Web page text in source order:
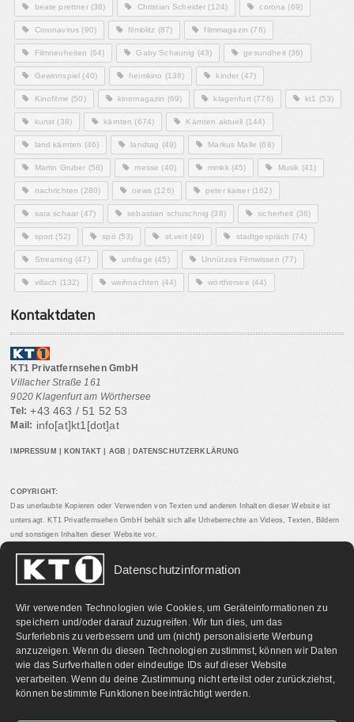
Datenschutzinformation
Wir verwenden Technologien wie Cookies, um Geräteinformationen zu
speichern und/oder darauf zuzugreifen. Wir tun dies, um das
Surferlebnis zu verbessern und um (nicht) personalisierte Werbung
anzuzeigen. Wenn du diesen Technologien zustimmst, können wir Daten
wie das Surfverhalten oder eindeutige IDs auf dieser Website
verarbeiten. Wenn du deine Zustimmung nicht erteilst oder zurückziehst,
können bestimmte Funktionen beeinträchtigt werden.
beate prettner(38) Christian Scheider (124) corona (69)
Coronavirus (90) filmblitz (87) filmmagazin (76)
Filmneuheiten (64) Gaby Schaunig (43) gesundheit(36)
Gewinnspiel (40) heimkino (138) kinder (47)
Kinofilme (50) kinomagazin (69) klagenfurt(776) kt1 (53)
kunst (38) kärnten (674) Kärnten aktuell (144)
land kärnten (46) landtag (49) Markus Malle (68)
Martin Gruber (58) messe (40) mmkk(45) Musik (41)
nachrichten (280) news(126) peter kaiser(162)
sara schaar (47) sebastian schuschnig (38) sicherheit (36)
sport (52) spö (53) st.veit(49) stadtgespräch (74)
Streaming (47) umfrage (45) Unnützes Filmwissen (77)
villach (132) weihnachten (44) wörthersee (44)
Kontaktdaten
KT1 Privatfernsehen GmbH
Villacher Straße 161
9020 Klagenfurt am Wörthersee
Tel: +43 463 / 51 52 53
Mail: info[at]kt1[dot]at
IMPRESSUM KONTAKT AGB DATENSCHUTZERKLÄRUNG
COPYRIGHT:
Das unerlaubte Kopieren oder Verwenden von Texten und anderen Inhalten dieser Website ist
untersagt. KT1 Privatfernsehen GmbH behält sich alle Urheberrechte an Videos, Texten, Bildern
und sonstigen Inhalten dieser Website vor.
PARTNERLINKS: